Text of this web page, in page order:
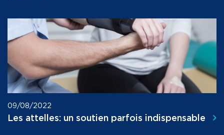
09/08/2022
Les attelles: un soutien parfois indispensable